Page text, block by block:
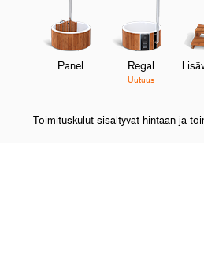
Panel Regal
Uutuus
Toimituskulut sisältyvät hintaan ja